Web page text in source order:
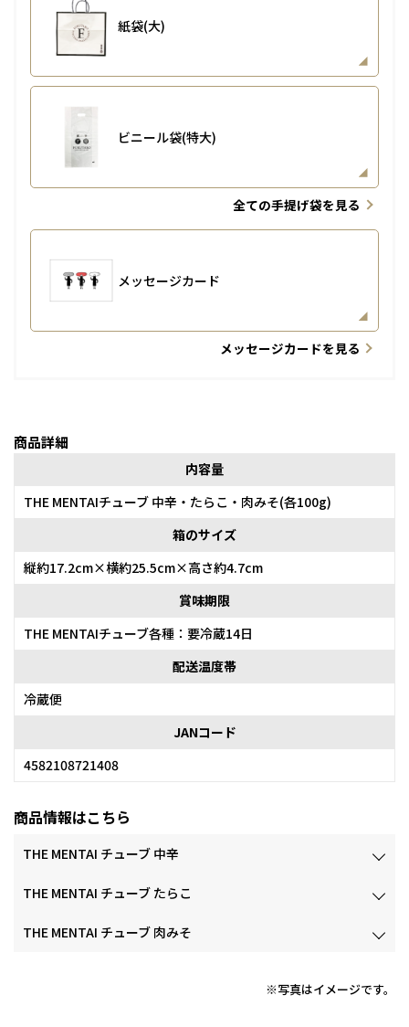
紙袋(大)
ビニール袋(特大)
全ての手提げ袋を見る
メッセージカード
メッセージカードを見る
商品詳細
内容量
THE MENTAIチューブ 中辛・たらこ・肉みそ(各100g)
箱のサイズ
縦約17.2cm×横約25.5cm×高さ約4.7cm
賞味期限
THE MENTAIチューブ各種：要冷蔵14日
配送温度帯
冷蔵便
JANコード
4582108721408
商品情報はこちら
THE MENTAI チューブ 中辛
THE MENTAI チューブ たらこ
THE MENTAI チューブ 肉みそ
※写真はイメージです。